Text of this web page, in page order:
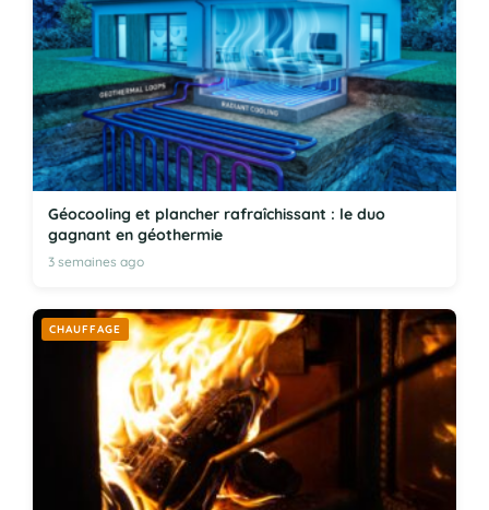
Géocooling et plancher rafraîchissant : le duo
gagnant en géothermie
3 semaines ago
CHAUFFAGE